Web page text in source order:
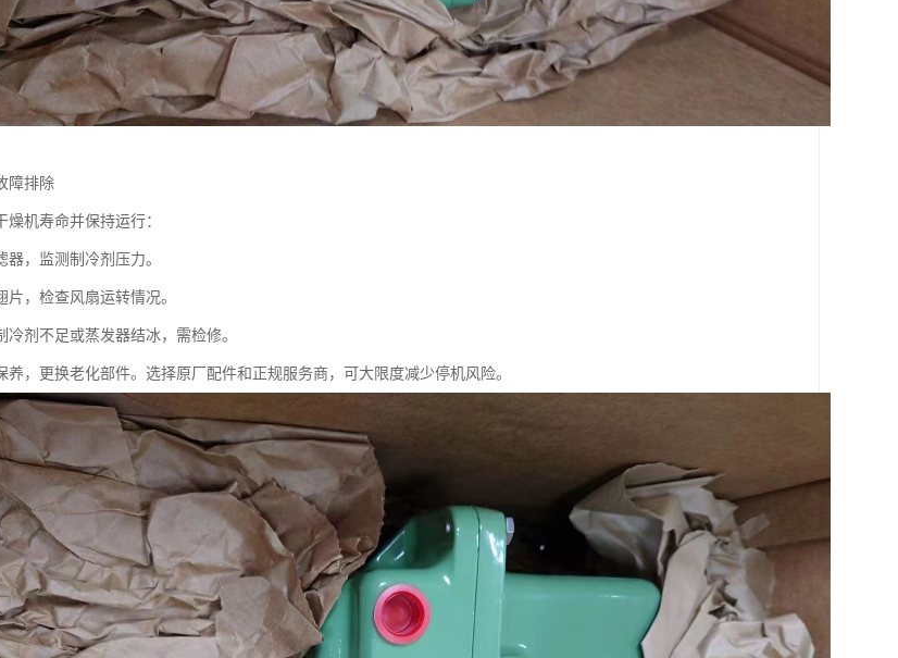
障排除
机寿命并保持运行：
器，监测制冷剂压力。
，检查风扇运转情况。
剂不足或蒸发器结冰，需检修。
养，更换老化部件。选择原厂配件和正规服务商，可大限度减少停机风险。